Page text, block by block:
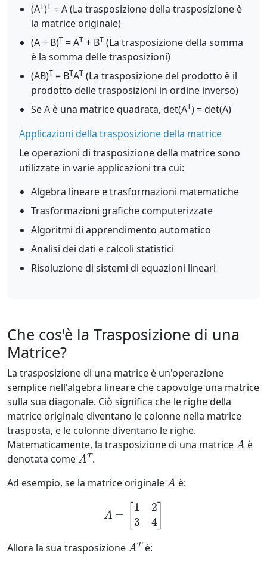
(AT)T = A (La trasposizione della trasposizione è
la matrice originale)
(A + B)T = AT + BT (La trasposizione della somma
è la somma delle trasposizioni)
(AB)T = BTAT (La trasposizione del prodotto è il
prodotto delle trasposizioni in ordine inverso)
Se A è una matrice quadrata, det(AT) = det(A)
Applicazioni della trasposizione della matrice
Le operazioni di trasposizione della matrice sono
utilizzate in varie applicazioni tra cui:
Algebra lineare e trasformazioni matematiche
Trasformazioni grafiche computerizzate
Algoritmi di apprendimento automatico
Analisi dei dati e calcoli statistici
Risoluzione di sistemi di equazioni lineari
Che cos'è la Trasposizione di una
Matrice?
La trasposizione di una matrice è un'operazione
semplice nell'algebra lineare che capovolge una matrice
sulla sua diagonale. Ciò significa che le righe della
matrice originale diventano le colonne nella matrice
trasposta, e le colonne diventano le righe.
Matematicamente, la trasposizione di una matrice
A
è
denotata come
AT
.
Ad esempio, se la matrice originale
A
è:
12 4]
Allora la sua trasposizione
AT
è: